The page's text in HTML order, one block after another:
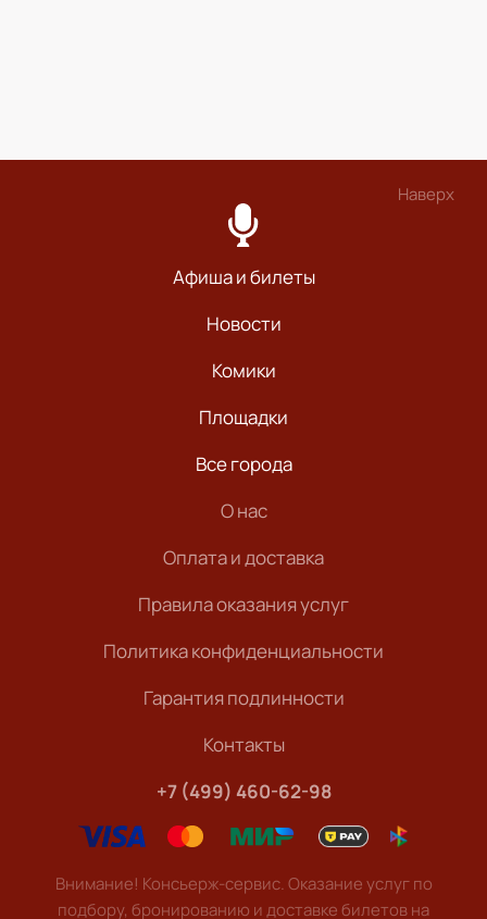
Наверх
Афиша и билеты
Новости
Комики
Площадки
Все города
О нас
Оплата и доставка
Правила оказания услуг
Политика конфиденциальности
Гарантия подлинности
Контакты
+7 (499) 460-62-98
Внимание! Консьерж-сервис. Оказание услуг по
подбору, бронированию и доставке билетов на